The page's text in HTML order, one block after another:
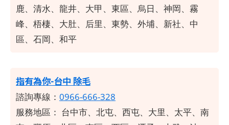
鹿、清水、龍井、大甲、東區、烏日、神岡、霧
峰、梧棲、大肚、后里、東勢、外埔、新社、中
區、石岡、和平
指有為你-台中 除毛
諮詢專線： 0966-666-328
服務地區： 台中市、北屯、西屯、大里、太平、南